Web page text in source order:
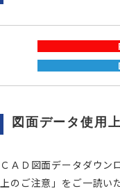
図面データ使用
ＣＡＤ図面データダウン
上のご注意」をご一読い